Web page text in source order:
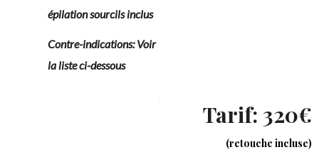
épilation sourcils inclus
Contre-indications: Voir
la liste ci-dessous
Tarif: 320€
(retouche incluse)